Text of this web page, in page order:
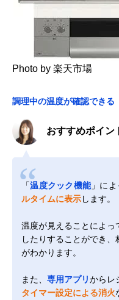
Photo by 楽天市場
調理中の温度が確認できる
おすすめポイン
「温度クック機能」によ
ルタイムに表示します。
温度が見えることによ
したりすることができ
がわかります。
また、 専用アプリからレ
タイマー設定による消火